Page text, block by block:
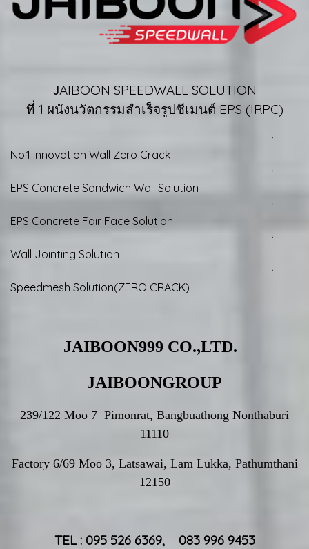
JAIBOON SPEEDWALL SOLUTION
ที่ 1 ผนังนวัตกรรมสำเร็จรูปซีเมนต์ EPS (IRPC)
ㆍ
No.1 Innovation Wall Zero Crack
ㆍ
EPS Concrete Sandwich Wall Solution
ㆍ
EPS Concrete Fair Face Solution
ㆍ
Wall Jointing Solution
ㆍ
Speedmesh Solution(ZERO CRACK)
JAIBOON999 CO.,LTD.
JAIBOONGROUP
239/122 Moo 7 Pimonrat, Bangbuathong Nonthaburi
11110
Factory 6/69 Moo 3, Latsawai, Lam Lukka, Pathumthani
12150
TEL : 095 526 6369, 083 996 9453